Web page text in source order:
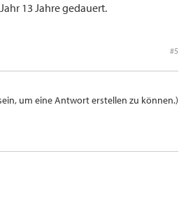
13 Jahre gedauert.
#5
um eine Antwort erstellen zu können.)